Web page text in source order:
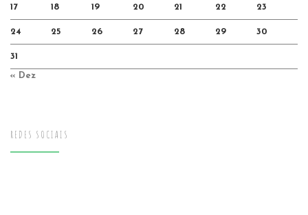
17 18 19 20 21 22 23
24 25 26 27 28 29 30
31
« Dez
REDES SOCIAIS